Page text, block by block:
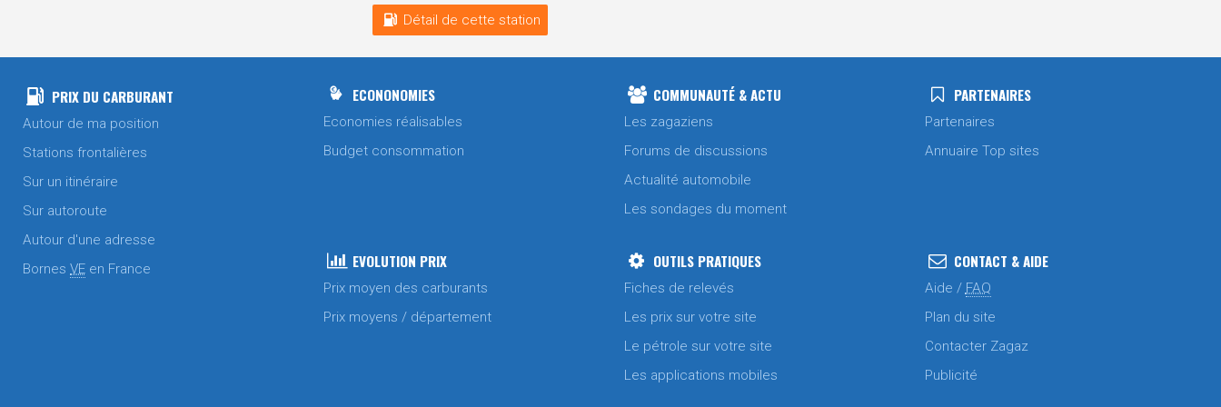
Détail de cette station
PRIX DU CARBURANT
Autour de ma position
Stations frontalières
Sur un itinéraire
Sur autoroute
Autour d'une adresse
Bornes VE en France
ECONONOMIES
Economies réalisables
Budget consommation
COMMUNAUTÉ & ACTU
Les zagaziens
Forums de discussions
Actualité automobile
Les sondages du moment
PARTENAIRES
Partenaires
Annuaire Top sites
EVOLUTION PRIX
Prix moyen des carburants
Prix moyens / département
OUTILS PRATIQUES
Fiches de relevés
Les prix sur votre site
Le pétrole sur votre site
Les applications mobiles
CONTACT & AIDE
Aide / FAQ
Plan du site
Contacter Zagaz
Publicité